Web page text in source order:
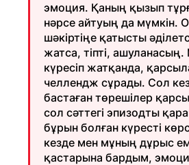
эмоция. Қаның қызып
нәрсе айтуың да мүмкін.
шәкіртіңе қатысты
жатса, тіпті,
күресіп жатқанда,
челлендж сұрады. Сол
бастаған төрешілер
сол сәттегі эпизодты
бұрын болған күресті
кезде мен мұның дұрыс
қастарына бардым,